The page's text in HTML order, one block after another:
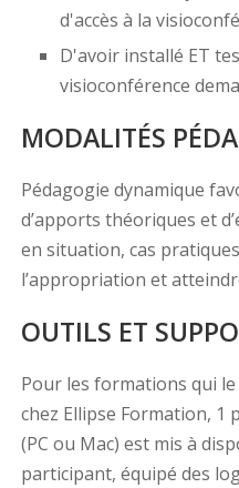
d'accès à la
D'avoir installé ET
visioconférence
MODALITÉS
Pédagogie dynamique
d’apports théoriques et
en situation, cas
l’appropriation et
OUTILS ET
Pour les formations qui
chez Ellipse Formation,
(PC ou Mac) est mis à
participant, équipé des